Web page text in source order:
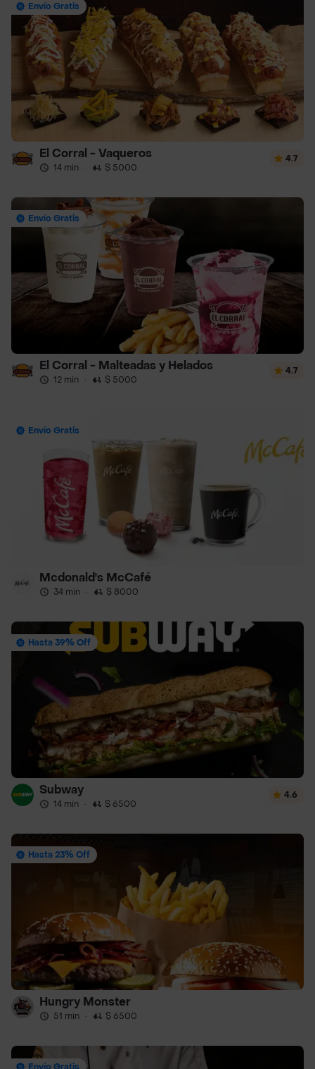
Envío Gratis
El Corral - Vaqueros
14 min · $ 5000
4.7
Envío Gratis
El Corral - Malteadas y Helados
12 min · $ 5000
4.7
Envío Gratis
Mcdonald's McCafé
34 min · $ 8000
Hasta 39% Off
Subway
14 min · $ 6500
4.6
Hasta 23% Off
Hungry Monster
51 min · $ 6500